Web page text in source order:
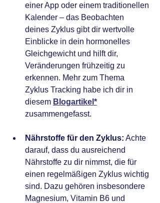
einer App oder einem traditionellen
Kalender – das Beobachten
deines Zyklus gibt dir wertvolle
Einblicke in dein hormonelles
Gleichgewicht und hilft dir,
Veränderungen frühzeitig zu
erkennen. Mehr zum Thema
Zyklus Tracking habe ich dir in
diesem Blogartikel*
zusammengefasst.
Nährstoffe für den Zyklus: Achte
darauf, dass du ausreichend
Nährstoffe zu dir nimmst, die für
einen regelmäßigen Zyklus wichtig
sind. Dazu gehören insbesondere
Magnesium, Vitamin B6 und